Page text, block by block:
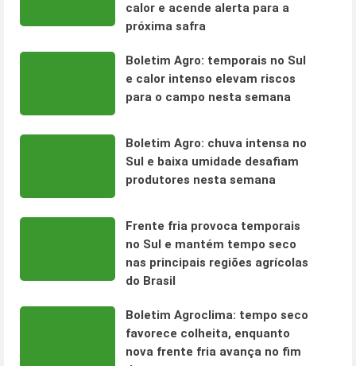
calor e acende alerta para a
próxima safra
Boletim Agro: temporais no Sul
e calor intenso elevam riscos
para o campo nesta semana
Boletim Agro: chuva intensa no
Sul e baixa umidade desafiam
produtores nesta semana
Frente fria provoca temporais
no Sul e mantém tempo seco
nas principais regiões agrícolas
do Brasil
Boletim Agroclima: tempo seco
favorece colheita, enquanto
nova frente fria avança no fim